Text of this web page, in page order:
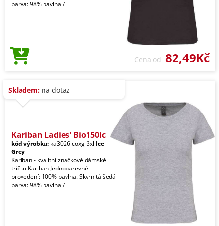
barva: 98% bavlna /
Cena od 82,49Kč
Skladem: na dotaz
Kariban Ladies' Bio150ic
kód výrobku: ka3026icoxg-3xl Ice
Grey
Kariban - kvalitní značkové dámské
tričko Kariban Jednobarevné
provedení: 100% bavlna. Skvrnitá šedá
barva: 98% bavlna /